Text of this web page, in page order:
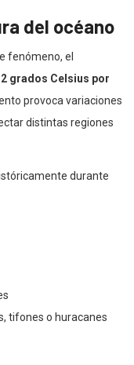
del océano
fenómeno, el
2 grados Celsius por
provoca variaciones
distintas regiones
durante
tifones o huracanes